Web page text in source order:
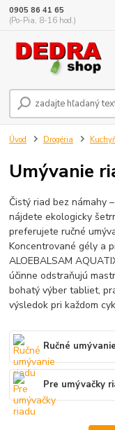
0905 86 41 65
(Po-Pia, 8-16 hod.)
Úvod Drogéria
Umývanie
Čistý riad bez námahy
nájdete ekologicky
preferujete ručné
Koncentrované gély a
ALOEBALSAM
účinne odstraňujú
bohatý výber tabliet,
výsledok pri každom
Ručné
Pre umývačky